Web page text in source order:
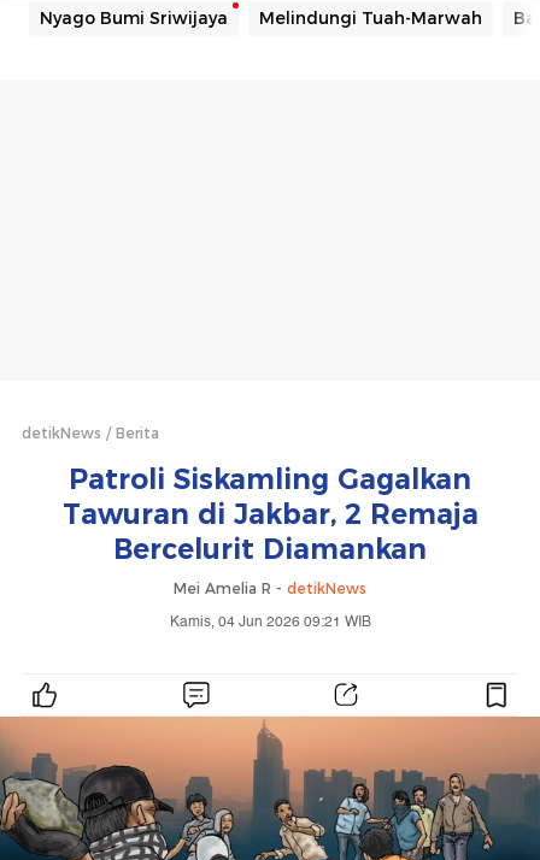
Nyago Bumi Sriwijaya Melindungi Tuah-Marwah
detikNews Berita
Patroli Siskamling Gagalkan
Tawuran di Jakbar, 2 Remaja
Bercelurit Diamankan
Mei Amelia R - detikNews
Kamis, 04 Jun 2026 09:21 WIB